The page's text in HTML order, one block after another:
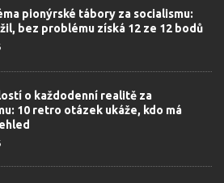
pionýrské tábory za socialismu:
bez problému získá 12 ze 12 bodů
o každodenní realitě za
10 retro otázek ukáže, kdo má